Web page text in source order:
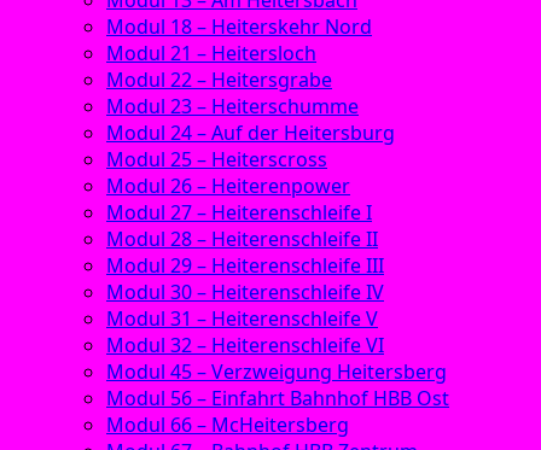
Modul 18 – Heiterskehr Nord
Modul 21 – Heitersloch
Modul 22 – Heitersgrabe
Modul 23 – Heiterschumme
Modul 24 – Auf der Heitersburg
Modul 25 – Heiterscross
Modul 26 – Heiterenpower
Modul 27 – Heiterenschleife I
Modul 28 – Heiterenschleife II
Modul 29 – Heiterenschleife III
Modul 30 – Heiterenschleife IV
Modul 31 – Heiterenschleife V
Modul 32 – Heiterenschleife VI
Modul 45 – Verzweigung Heitersberg
Modul 56 – Einfahrt Bahnhof HBB Ost
Modul 66 – McHeitersberg